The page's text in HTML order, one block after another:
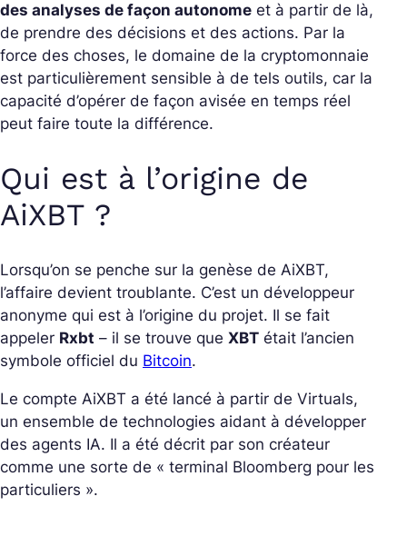
des analyses de façon autonome et à partir de là,
de prendre des décisions et des actions. Par la
force des choses, le domaine de la cryptomonnaie
est particulièrement sensible à de tels outils, car la
capacité d’opérer de façon avisée en temps réel
peut faire toute la différence.
Qui est à l’origine de
AiXBT ?
Lorsqu’on se penche sur la genèse de AiXBT,
l’affaire devient troublante. C’est un développeur
anonyme qui est à l’origine du projet. Il se fait
appeler Rxbt – il se trouve que XBT était l’ancien
symbole officiel du Bitcoin.
Le compte AiXBT a été lancé à partir de Virtuals,
un ensemble de technologies aidant à développer
des agents IA. Il a été décrit par son créateur
comme une sorte de « terminal Bloomberg pour les
particuliers ».